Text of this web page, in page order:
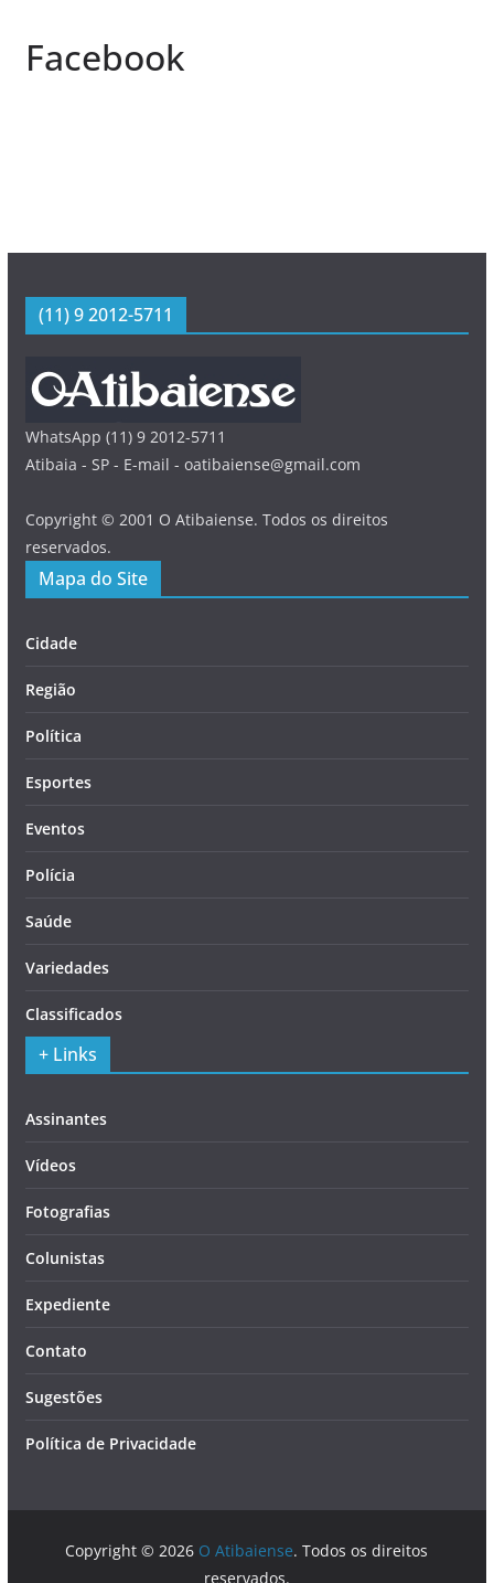
Facebook
(11) 9 2012-5711
WhatsApp (11) 9 2012-5711
Atibaia - SP - E-mail - oatibaiense@gmail.com
Copyright © 2001 O Atibaiense. Todos os direitos
reservados.
Mapa do Site
Cidade
Região
Política
Esportes
Eventos
Polícia
Saúde
Variedades
Classificados
+ Links
Assinantes
Vídeos
Fotografias
Colunistas
Expediente
Contato
Sugestões
Política de Privacidade
Copyright © 2026 O Atibaiense. Todos os direitos
reservados.